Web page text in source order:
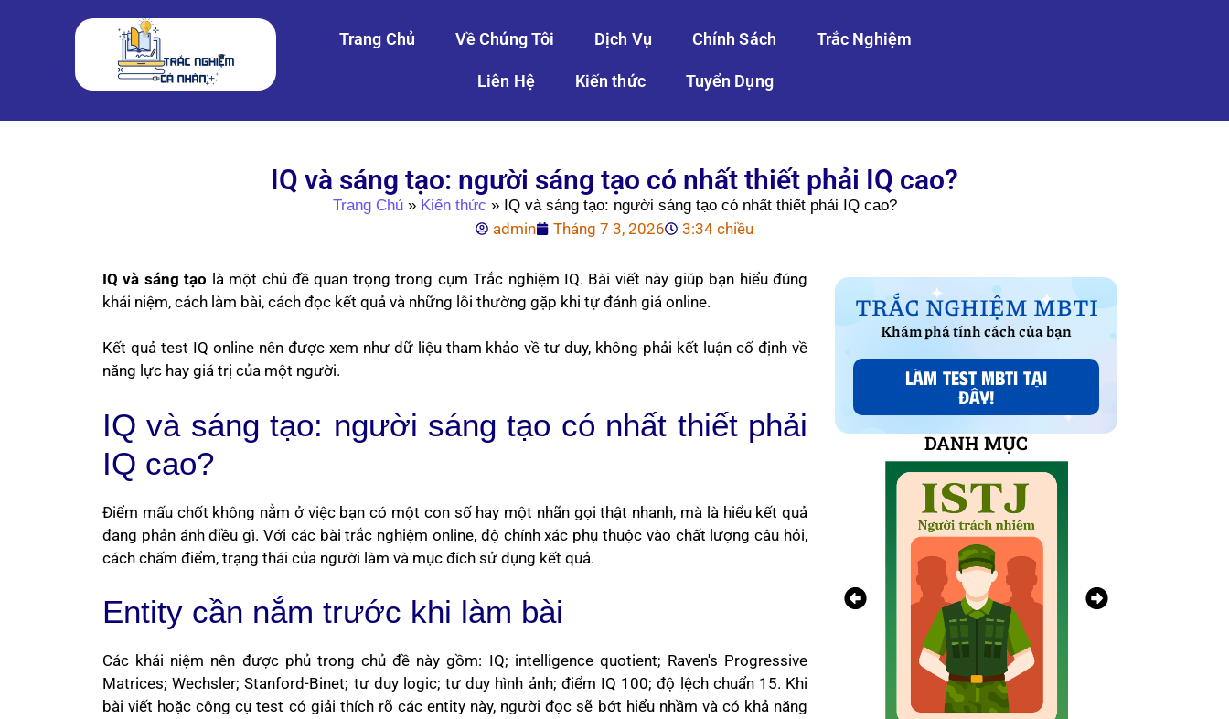
Trang Chủ Về Chúng Tôi Dịch Vụ Chính Sách Trắc Nghiệm
Liên Hệ Kiến thức Tuyển Dụng
IQ và sáng tạo: người sáng tạo có nhất thiết phải IQ cao?
Trang Chủ» Kiến thức » IQ và sáng tạo: người sáng tạo có nhất thiết phải IQ cao?
admin Tháng 7 3, 2026 3:34 chiều
IQ và sáng tạo là một chủ đề quan trọng trong cụm Trắc nghiệm IQ. Bài viết này giúp bạn hiểu đúng
khái niệm, cách làm bài, cách đọc kết quả và những lỗi thường gặp khi tự đánh giá online.
Kết quả test IQ online nên được xem như dữ liệu tham khảo về tư duy, không phải kết luận cố định về
năng lực hay giá trị của một người.
IQ và sáng tạo: người sáng tạo có nhất thiết phải
IQ cao?
Điểm mấu chốt không nằm ở việc bạn có một con số hay một nhãn gọi thật nhanh, mà là hiểu kết quả
đang phản ánh điều gì. Với các bài trắc nghiệm online, độ chính xác phụ thuộc vào chất lượng câu hỏi,
cách chấm điểm, trạng thái của người làm và mục đích sử dụng kết quả.
Entity cần nắm trước khi làm bài
Các khái niệm nên được phủ trong chủ đề này gồm: IQ; intelligence quotient; Raven's Progressive
Matrices; Wechsler; Stanford-Binet; tư duy logic; tư duy hình ảnh; điểm IQ 100; độ lệch chuẩn 15. Khi
bài viết hoặc công cụ test có giải thích rõ các entity này, người đọc sẽ bớt hiểu nhầm và có khả năng
TRẮC NGHIỆM MBTI
Khám phá tính cách của bạn
LÀM TEST MBTI TẠI
ĐÂY!
DANH MỤC